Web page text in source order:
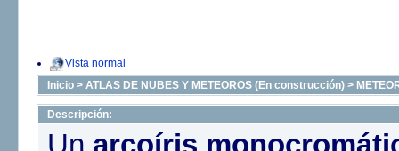
Vista normal
Inicio > ATLAS DE NUBES Y METEOROS (En construcción) >
Descripción: